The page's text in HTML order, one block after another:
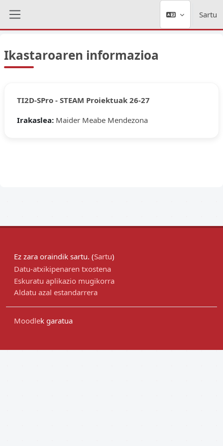
Sartu
Ikastaroaren informazioa
TI2D-SPro - STEAM Proiektuak 26-27
Irakaslea: Maider Meabe Mendezona
Ez zara oraindik sartu. (Sartu)
Datu-atxikipenaren txostena
Eskuratu aplikazio mugikorra
Aldatu azal estandarrera
Moodlek garatua